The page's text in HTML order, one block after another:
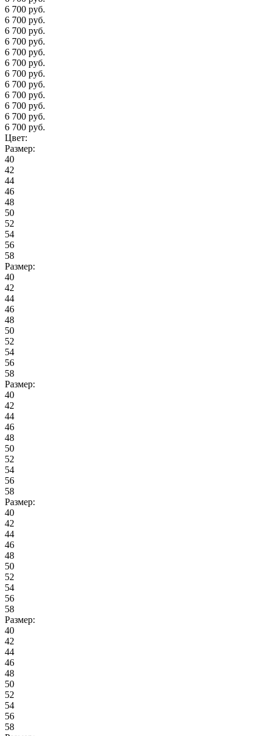
6 700 руб.
6 700 руб.
6 700 руб.
6 700 руб.
6 700 руб.
6 700 руб.
6 700 руб.
6 700 руб.
6 700 руб.
6 700 руб.
6 700 руб.
6 700 руб.
Цвет:
Размер:
40
42
44
46
48
50
52
54
56
58
Размер:
40
42
44
46
48
50
52
54
56
58
Размер:
40
42
44
46
48
50
52
54
56
58
Размер:
40
42
44
46
48
50
52
54
56
58
Размер:
40
42
44
46
48
50
52
54
56
58